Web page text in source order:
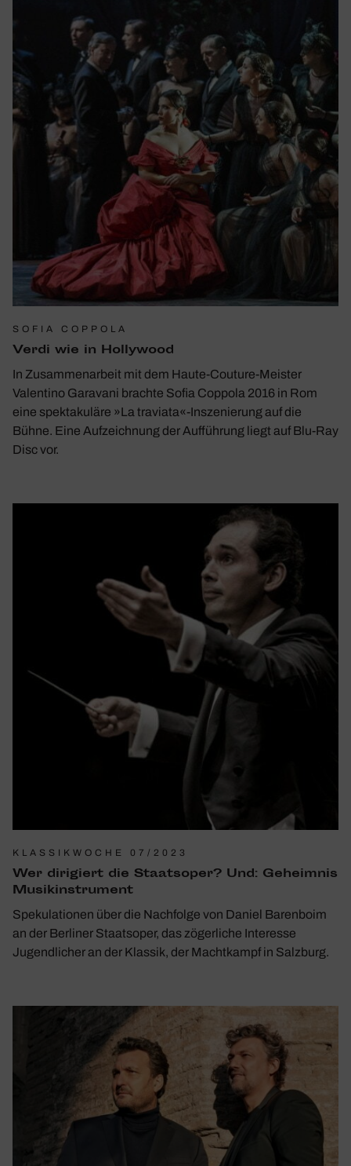
SOFIA COPPOLA
Verdi wie in Holly­wood
In Zusammenarbeit mit dem Haute-Couture-Meister
Valentino Garavani brachte Sofia Coppola 2016 in Rom
eine spektakuläre »La traviata«-Inszenierung auf die
Bühne. Eine Aufzeichnung der Aufführung liegt auf Blu-Ray
Disc vor.
KLASSIKWOCHE 07/2023
Wer diri­giert die Staats­oper? Und: Geheimnis
Musik­in­stru­ment
Spekulationen über die Nachfolge von Daniel Barenboim
an der Berliner Staatsoper, das zögerliche Interesse
Jugendlicher an der Klassik, der Machtkampf in Salzburg.